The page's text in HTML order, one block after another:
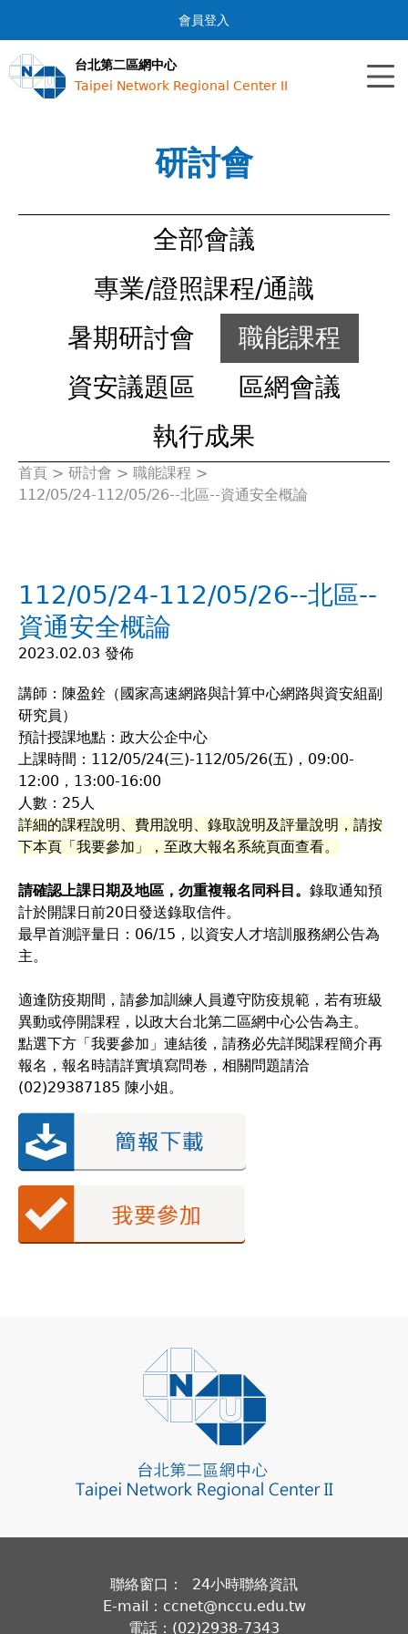
Jump to navigation
會員登入
台北第二區網中心
Taipei Network Regional Center II
研討會
全部會議
專業/證照課程/通識
暑期研討會
職能課程
資安議題區
區網會議
執行成果
您
裡
首頁 > 研討會 > 職能課程 >
112/05/24-112/05/26--北區--資通安全概論
112/05/24-112/05/26--北區--
資通安全概論
2023.02.03 發佈
講師：陳盈銓（國家高速網路與計算中心網路與資安組副
研究員）
預計授課地點：政大公企中心
上課時間：112/05/24(三)-112/05/26(五)，09:00-
12:00，13:00-16:00
人數：25人
詳細的課程說明、費用說明、錄取說明及評量說明，請按
下本頁「我要參加」，至政大報名系統頁面查看。
請確認上課日期及地區，勿重複報名同科目。 錄取通知預
計於開課日前20日發送錄取信件。
​最早首測評量日：06/15，以資安人才培訓服務網公告為
主。
適逢防疫期間，請參加訓練人員遵守防疫規範，若有班級
異動或停開課程，以政大台北第二區網中心公告為主。
點選下方「我要參加」連結後，請務必先詳閱課程簡介再
報名，報名時請詳實填寫問卷，相關問題請洽
(02)29387185 陳小姐。
聯絡窗口： 24小時聯絡資訊
E-mail：ccnet@nccu.edu.tw
電話：(02)2938-7343